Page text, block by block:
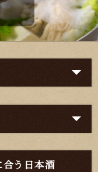
う日本酒